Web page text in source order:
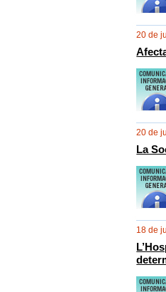
20 de
20 de
La
18 de